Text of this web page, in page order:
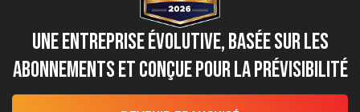
Une entreprise évolutive, basée sur les
abonnements et conçue pour la prévisibilité